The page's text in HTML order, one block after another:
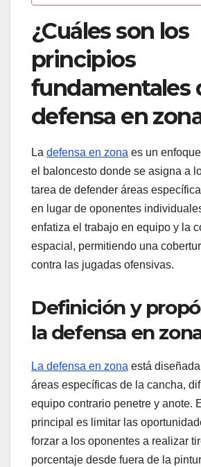
¿Cuáles son los
principios
fundamentales
defensa en
La defensa en zona es un
el baloncesto donde se asigna a
tarea de defender áreas
en lugar de oponentes
enfatiza el trabajo en equipo y la
espacial, permitiendo una
contra las jugadas ofensivas.
Definición y
la defensa en
La defensa en zona está
áreas específicas de la cancha,
equipo contrario penetre y anote.
principal es limitar las
forzar a los oponentes a realizar
porcentaje desde fuera de la